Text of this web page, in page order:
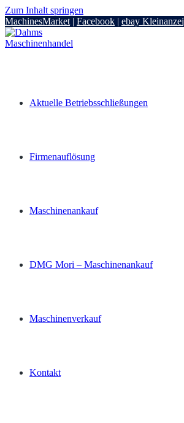
Zum Inhalt springen
MachinesMarket | Facebook | ebay
Aktuelle Betriebsschließungen
Firmenauflösung
Maschinenankauf
DMG Mori – Maschinenankauf
Maschinenverkauf
Kontakt